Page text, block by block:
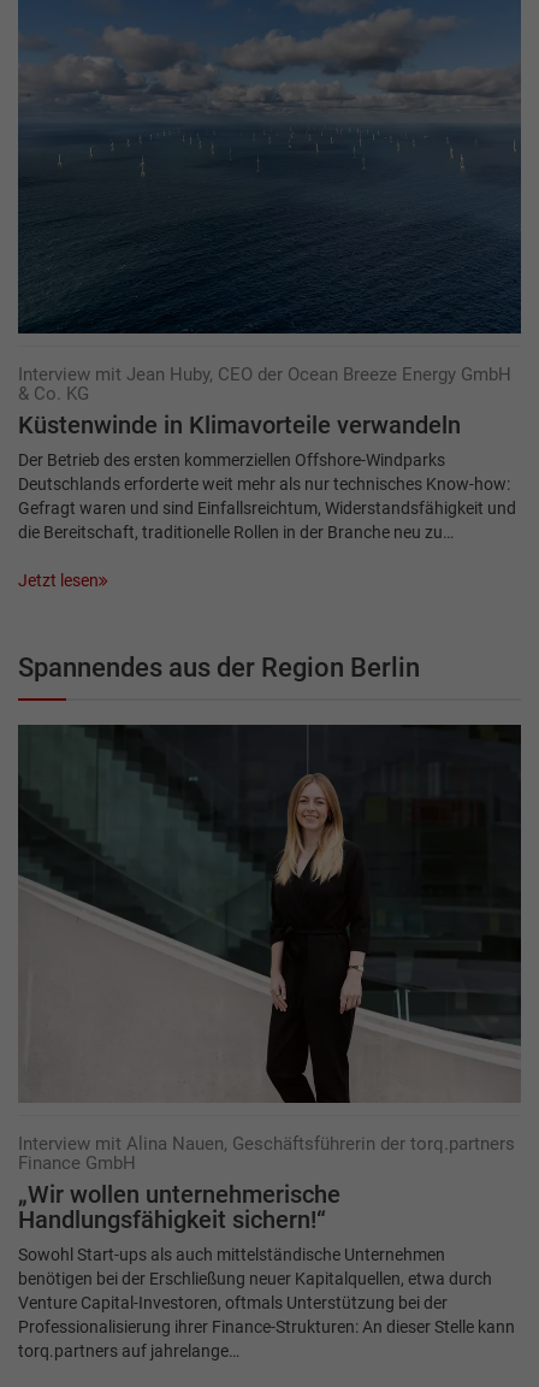
Interview mit Jean Huby, CEO der Ocean Breeze Energy GmbH
& Co. KG
Küstenwinde in Klimavorteile verwandeln
Der Betrieb des ersten kommerziellen Offshore-Windparks
Deutschlands erforderte weit mehr als nur technisches Know-how:
Gefragt waren und sind Einfallsreichtum, Widerstandsfähigkeit und
die Bereitschaft, traditionelle Rollen in der Branche neu zu…
Jetzt lesen
Spannendes aus der Region Berlin
Interview mit Alina Nauen, Geschäftsführerin der torq.partners
Finance GmbH
„Wir wollen unternehmerische
Handlungsfähigkeit sichern!“
Sowohl Start-ups als auch mittelständische Unternehmen
benötigen bei der Erschließung neuer Kapitalquellen, etwa durch
Venture Capital-Investoren, oftmals Unterstützung bei der
Professionalisierung ihrer Finance-Strukturen: An dieser Stelle kann
torq.partners auf jahrelange…